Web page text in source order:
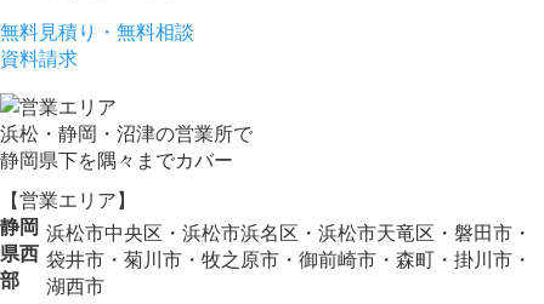
無料見積り・無料相談
資料請求
浜松・静岡・沼津の営業所で
静岡県下を隅々までカバー
【営業エリア】
静岡
県西
部
浜松市中央区・浜松市浜名区・浜松市天竜区・磐田市・
袋井市・菊川市・牧之原市・御前崎市・森町・掛川市・
湖西市